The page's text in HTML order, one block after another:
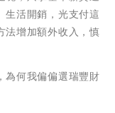
生活開銷，光支付這
法增加額外收入，慎
為何我偏偏選瑞豐財